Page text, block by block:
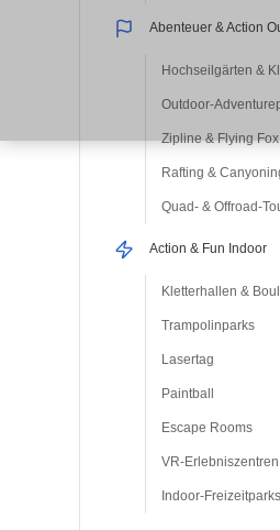
Abenteuer & Action
Hochseilgärten &
Outdoor-
Zipline & Flying Fox
Rafting &
Quad- & Offroad-
Action & Fun Indoor
Kletterhallen &
Trampolinparks
Lasertag
Paintball
Escape Rooms
VR-Erlebniszentren
Indoor-Freizeitparks